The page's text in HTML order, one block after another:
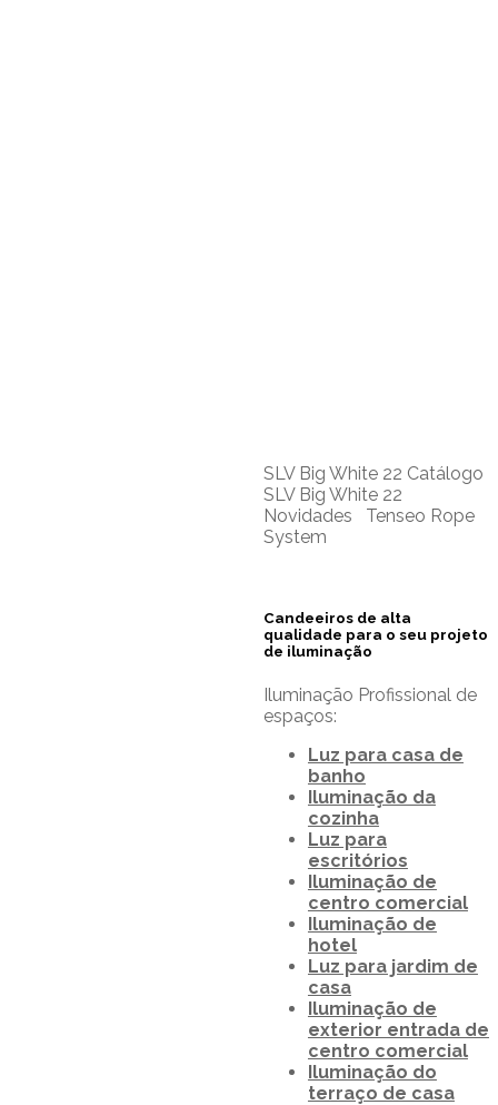
SLV Big White 22 Catálogo
SLV Big White 22
Novidades Tenseo Rope
System
Candeeiros de alta
qualidade para o seu projeto
de iluminação
Iluminação Profissional de
espaços:
Luz para casa de
banho
Iluminação da
cozinha
Luz para
escritórios
Iluminação de
centro comercial
Iluminação de
hotel
Luz para jardim de
casa
Iluminação de
exterior entrada de
centro comercial
Iluminação do
terraço de casa